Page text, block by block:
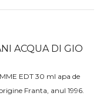
ACQUA DI GIO
EDT 30 ml apa de
Franta, anul 1996.